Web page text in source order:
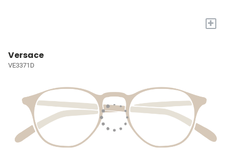
+
Versace
VE3371D